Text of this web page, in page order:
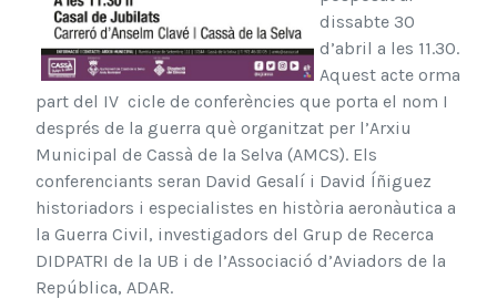
dissabte 30
d’abril a les 11.30.
Aquest acte orma
part del IV cicle de conferències que porta el nom I
després de la guerra què organitzat per l’Arxiu
Municipal de Cassà de la Selva (AMCS). Els
conferenciants seran David Gesalí i David Íñiguez
historiadors i especialistes en història aeronàutica a
la Guerra Civil, investigadors del Grup de Recerca
DIDPATRI de la UB i de l’Associació d’Aviadors de la
República, ADAR.